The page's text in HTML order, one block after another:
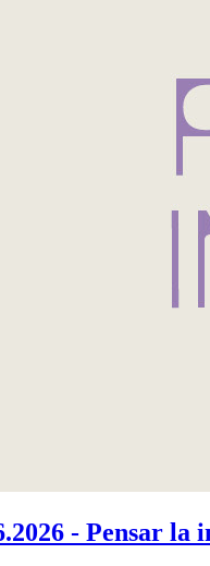
- Pensar la